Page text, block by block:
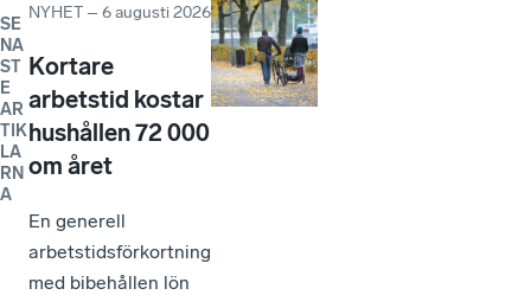
SE
NA
ST
E
AR
TIK
LA
RN
A
NYHET –6 augusti 2026
Kortare
arbetstid kostar
hushållen 72 000
om året
En generell
arbetstidsförkortning
med bibehållen lön